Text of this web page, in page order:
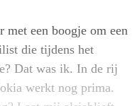
met een boogje om een
die tijdens het
Dat was ik. In de rij
werkt nog prima.